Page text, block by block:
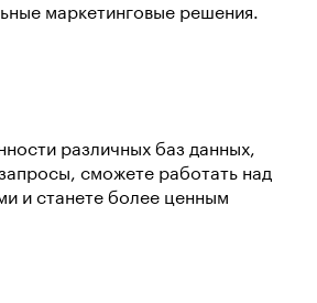
маркетинговые решения.
различных баз данных,
сможете работать над
и станете более ценным